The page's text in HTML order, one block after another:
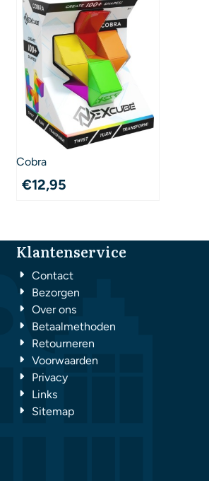
Cobra
€12,95
Klantenservice
Contact
Bezorgen
Over ons
Betaalmethoden
Retourneren
Voorwaarden
Privacy
Links
Sitemap